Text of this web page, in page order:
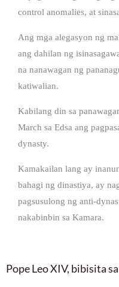
control anomalies, at
Ang mga alegasyon ng
ang dahilan ng
na nanawagan ng
katiwalian.
Kabilang din sa
March sa Edsa ang
dynasty.
Kamakailan lang ay
bahagi ng dinastiya, ay
pagsusulong ng anti-
nakabinbin sa Kamara.
Pope Leo XIV, bibisita